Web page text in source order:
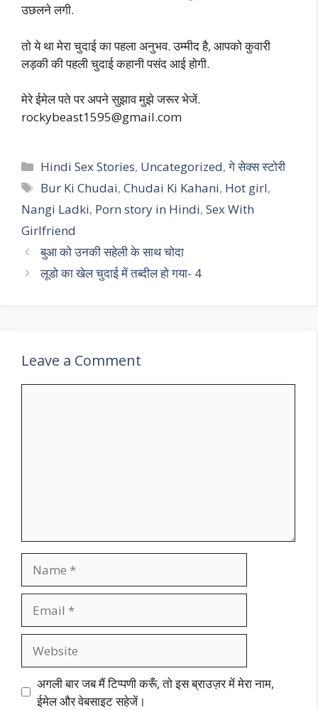
उछलने लगी.
तो ये था मेरा चुदाई का पहला अनुभव. उम्मीद है, आपको कुवारी
लड़की की पहली चुदाई कहानी पसंद आई होगी.
मेरे ईमेल पते पर अपने सुझाव मुझे जरूर भेजें.
rockybeast1595@gmail.com
Categories
Hindi Sex Stories, Uncategorized,गे सेक्स स्टोरी
Tags
Bur Ki Chudai,Chudai Ki Kahani, Hot girl,
Nangi Ladki, Porn story in Hindi, Sex With
Girlfriend
बुआ को उनकी सहेली के साथ चोदा
लूडो का खेल चुदाई में तब्दील हो गया- 4
Leave a Comment
अगली बार जब मैं टिप्पणी करूँ, तो इस ब्राउज़र में मेरा नाम,
ईमेल और वेबसाइट सहेजें।